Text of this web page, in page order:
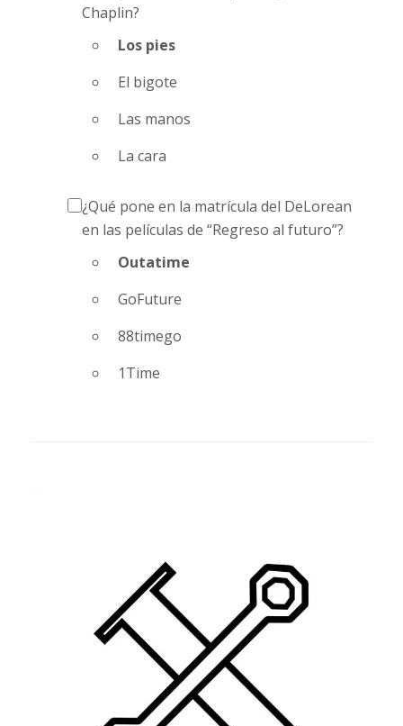
Chaplin?
Los pies
El bigote
Las manos
La cara
¿Qué pone en la matrícula del DeLorean
en las películas de “Regreso al futuro”?
Outatime
GoFuture
88timego
1Time